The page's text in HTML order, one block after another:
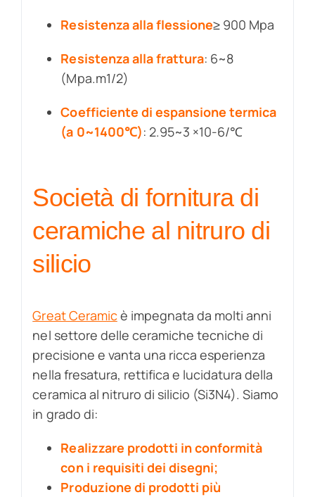
Resistenza alla flessione≥ 900 Mpa
Resistenza alla frattura: 6~8
(Mpa.m1/2)
Coefficiente di espansione termica
(a 0~1400℃): 2.95~3 ×10-6/℃
Società di fornitura di
ceramiche al nitruro di
silicio
Great Ceramicè impegnata da molti anni
nel settore delle ceramiche tecniche di
precisione e vanta una ricca esperienza
nella fresatura, rettifica e lucidatura della
ceramica al nitruro di silicio (Si3N4). Siamo
in grado di:
Realizzare prodotti in conformità
con i requisiti dei disegni;
Produzione di prodotti più